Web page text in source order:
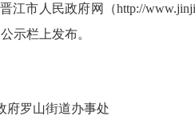
市人民政府网（http://
示栏上发布。
罗山街道办事处